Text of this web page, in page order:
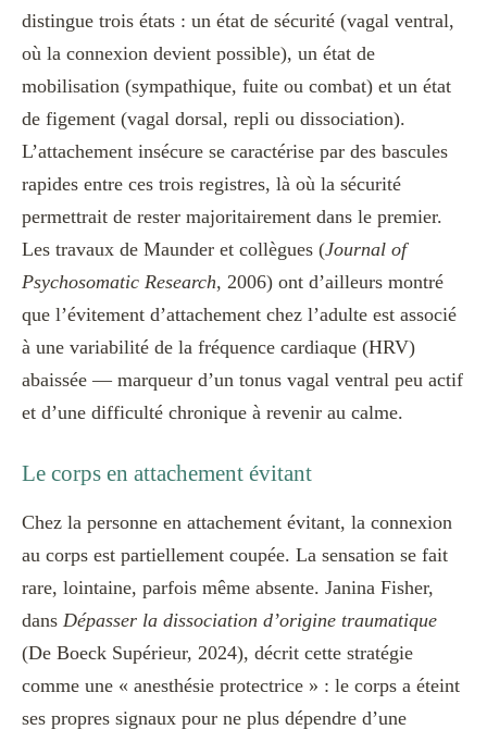
distingue trois états : un état de sécurité (vagal ventral,
où la connexion devient possible), un état de
mobilisation (sympathique, fuite ou combat) et un état
de figement (vagal dorsal, repli ou dissociation).
L’attachement insécure se caractérise par des bascules
rapides entre ces trois registres, là où la sécurité
permettrait de rester majoritairement dans le premier.
Les travaux de Maunder et collègues (Journal of
Psychosomatic Research, 2006) ont d’ailleurs montré
que l’évitement d’attachement chez l’adulte est associé
à une variabilité de la fréquence cardiaque (HRV)
abaissée — marqueur d’un tonus vagal ventral peu actif
et d’une difficulté chronique à revenir au calme.
Le corps en attachement évitant
Chez la personne en attachement évitant, la connexion
au corps est partiellement coupée. La sensation se fait
rare, lointaine, parfois même absente. Janina Fisher,
dans Dépasser la dissociation d’origine traumatique
(De Boeck Supérieur, 2024), décrit cette stratégie
comme une « anesthésie protectrice » : le corps a éteint
ses propres signaux pour ne plus dépendre d’une